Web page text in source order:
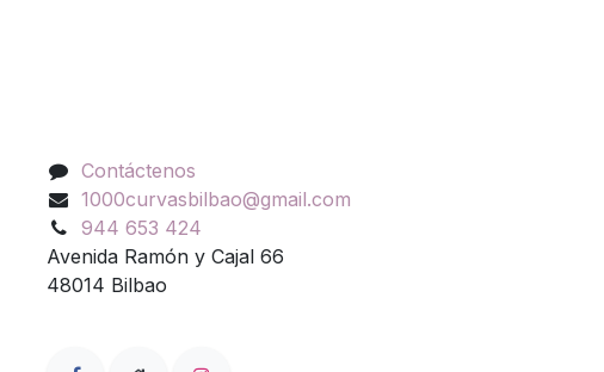
Contáctenos
1000curvasbilbao@gmail.com
944 653 424
Avenida Ramón y Cajal 66
48014 Bilbao